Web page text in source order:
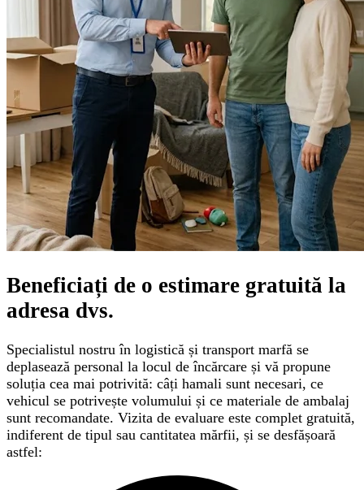
Beneficiați de o estimare gratuită la
adresa dvs.
Specialistul nostru în logistică și transport marfă se
deplasează personal la locul de încărcare și vă propune
soluția cea mai potrivită: câți hamali sunt necesari, ce
vehicul se potrivește volumului și ce materiale de ambalaj
sunt recomandate. Vizita de evaluare este complet gratuită,
indiferent de tipul sau cantitatea mărfii, și se desfășoară
astfel: